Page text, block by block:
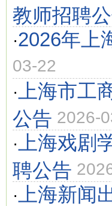
教师招聘
·2026年上
03-22
·
上海市工
公告 2026-
·
上海戏剧
聘公告
·
上海新闻